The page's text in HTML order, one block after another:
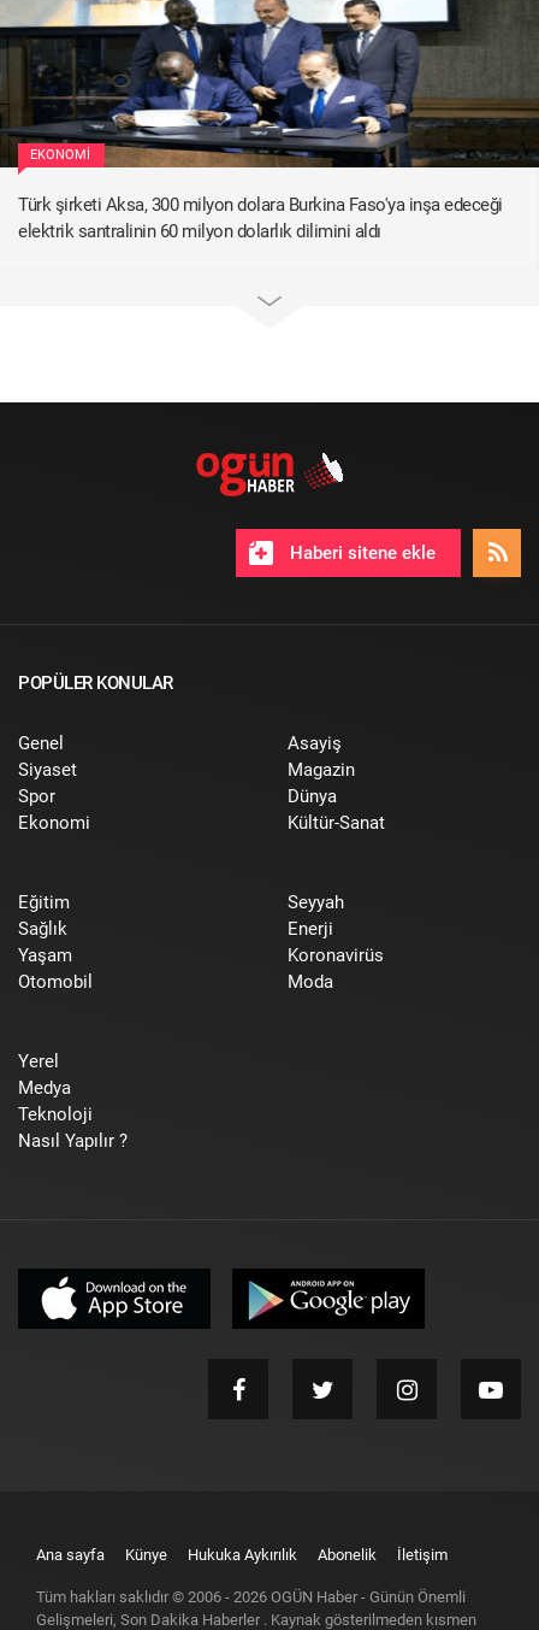
EKONOMI
Türk şirketi Aksa, 300 milyon dolara Burkina Faso'ya inşa edeceği
elektrik santralinin 60 milyon dolarlık dilimini aldı
Haberi sitene ekle
POPÜLER KONULAR
Genel
Siyaset
Spor
Ekonomi
Asayiş
Magazin
Dünya
Kültür-Sanat
Eğitim
Sağlık
Yaşam
Otomobil
Seyyah
Enerji
Koronavirüs
Moda
Yerel
Medya
Teknoloji
Nasıl Yapılır ?
Ana sayfa Künye Hukuka Aykırılık Abonelik İletişim
Tüm hakları saklıdır © 2006 - 2026 OGÜN Haber - Günün Önemli
Gelişmeleri, Son Dakika Haberler . Kaynak gösterilmeden kısmen